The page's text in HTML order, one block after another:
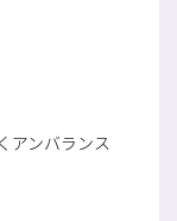
アンバランス